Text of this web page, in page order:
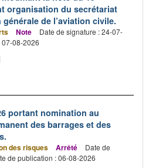
organisation du secrétariat
de l’aviation civile.
Note
Date de signature : 24-07-
08-2026
portant nomination au
des barrages et des
des risques Arrêté
Date de
de publication : 06-08-2026